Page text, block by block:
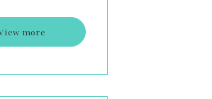
more